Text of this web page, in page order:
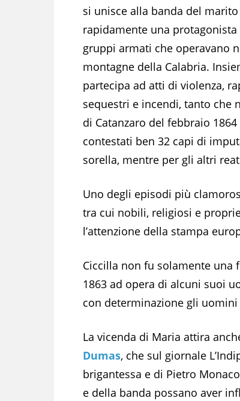
si unisce alla banda del
rapidamente una protagonista
gruppi armati che operavano
montagne della Calabria.
partecipa ad atti di violenza,
sequestri e incendi, tanto che
di Catanzaro del febbraio
contestati ben 32 capi di
sorella, mentre per gli altri
Uno degli episodi più
tra cui nobili, religiosi e
l’attenzione della stampa
Ciccilla non fu solamente una
1863 ad opera di alcuni suoi
con determinazione gli
La vicenda di Maria attira
Dumas, che sul giornale
brigantessa e di Pietro
e della banda possano aver